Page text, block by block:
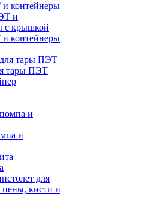
контейнеры
контейнеры
тары ПЭТ
и